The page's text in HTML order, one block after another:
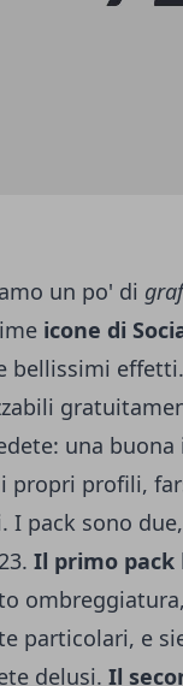
un po' di
icone di
bellissimi
una buona
profili,
I pack sono
. Il primo pack
particolari, e
delusi. Il